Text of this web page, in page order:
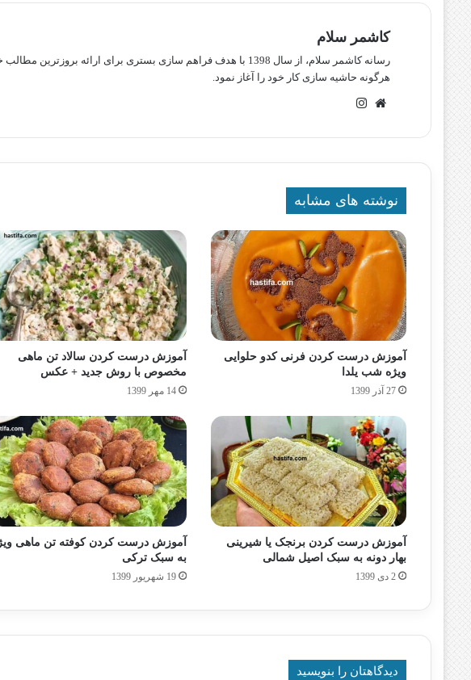
کاشمر سلام
رسانه کاشمر سلام، از سال 1398 با هدف فراهم سازی بستری برای ارائه
هرگونه حاشیه سازی کار خود را آغاز نمود.
وبسایت
نوشته های مشابه
آموزش درست کردن فرنی کدو حلوایی
ویژه شب یلدا
27 آذر 1399
آموزش درست کردن سالاد تن ماهی
مخصوص با روش جدید + عکس
14 مهر 1399
آموزش درست کردن برنجک یا شیرینی
بهار دونه به سبک اصیل شمالی
2 دی 1399
آموزش درست کردن کوفته تن ماهی
به سبک ترکی
19 شهریور 1399
دیدگاهتان را بنویسید